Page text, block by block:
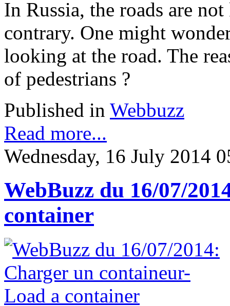
In Russia, the roads are
contrary. One might
looking at the road. The
of pedestrians ?
Published in Webbuzz
Read more...
Wednesday, 16 July 2014
WebBuzz du 16/07/
container